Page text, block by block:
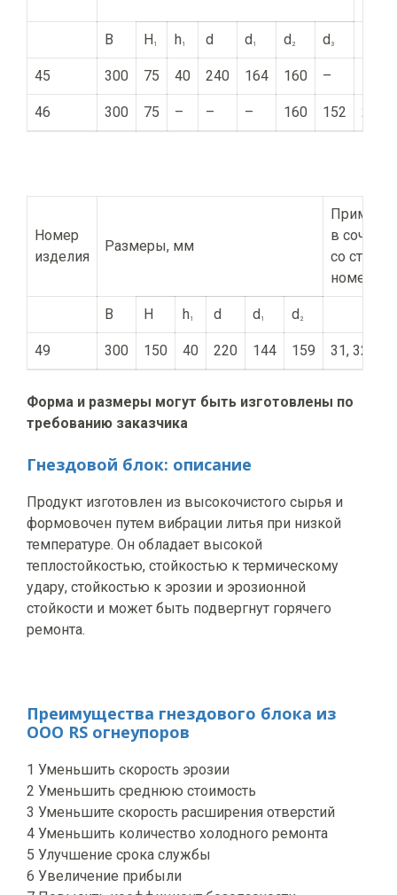
B H 1 h1 d d 1 d 2 d 3
45 300 75 40 240 164 160 –
46 300 75 – – – 160 152 21,
Номер
изделия
Размеры, мм
в
со
номеров
B H h1 d d 1 d 2
49 300 150 40 220 144 159 31, 32,
Форма и размеры могут быть изготовлены по
требованию заказчика
Гнездовой блок: описание
Продукт изготовлен из высокочистого сырья и
формовочен путем вибрации литья при низкой
температуре. Он обладает высокой
теплостойкостью, стойкостью к термическому
удару, стойкостью к эрозии и эрозионной
стойкости и может быть подвергнут горячего
ремонта.
Преимущества гнездового блока из
ООО RS огнеупоров
1 Уменьшить скорость эрозии
2 Уменьшить среднюю стоимость
3 Уменьшите скорость расширения отверстий
4 Уменьшить количество холодного ремонта
5 Улучшение срока службы
6 Увеличение прибыли